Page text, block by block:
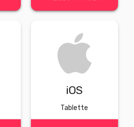
iOS
Tablette